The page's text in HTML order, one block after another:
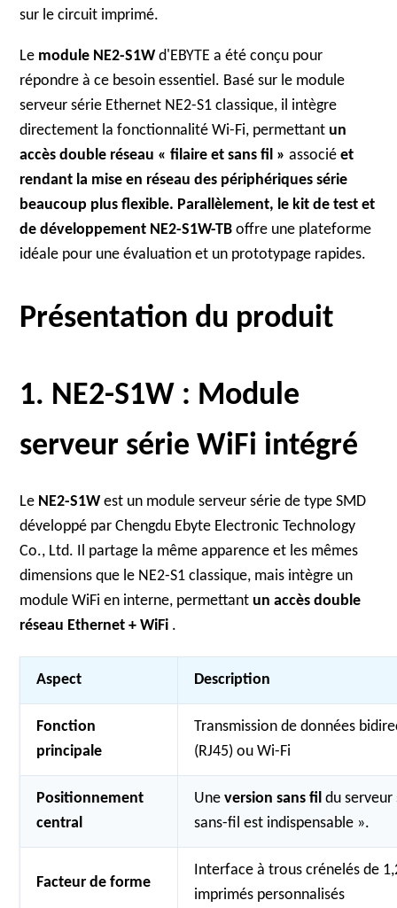
sur le circuit imprimé.
Le module NE2-S1Wd'EBYTE a été conçu pour
répondre à ce besoin essentiel. Basé sur le module
serveur série Ethernet NE2-S1 classique, il intègre
directement la fonctionnalité Wi-Fi, permettant un
accès double réseau « filaire et sans fil »associéet
rendant la mise en réseau des périphériques série
beaucoup plus flexible. Parallèlement, le kit de test et
de développement NE2-S1W-TBoffre une plateforme
idéale pour une évaluation et un prototypage rapides.
Présentation du produit
1. NE2-S1W : Module
serveur série WiFi intégré
Le NE2-S1West un module serveur série de type SMD
développé par Chengdu Ebyte Electronic Technology
Co., Ltd. Il partage la même apparence et les mêmes
dimensions que le NE2-S1 classique, mais intègre un
module WiFi en interne, permettant un accès double
réseau Ethernet + WiFi .
Aspect Description
Fonction
principale
Transmission de données
(RJ45) ou Wi-Fi
Positionnement
central
Uneversion sans fildu
sans-fil est indispensable ».
Facteur de forme
Interface à trous crénelés de
imprimés personnalisés